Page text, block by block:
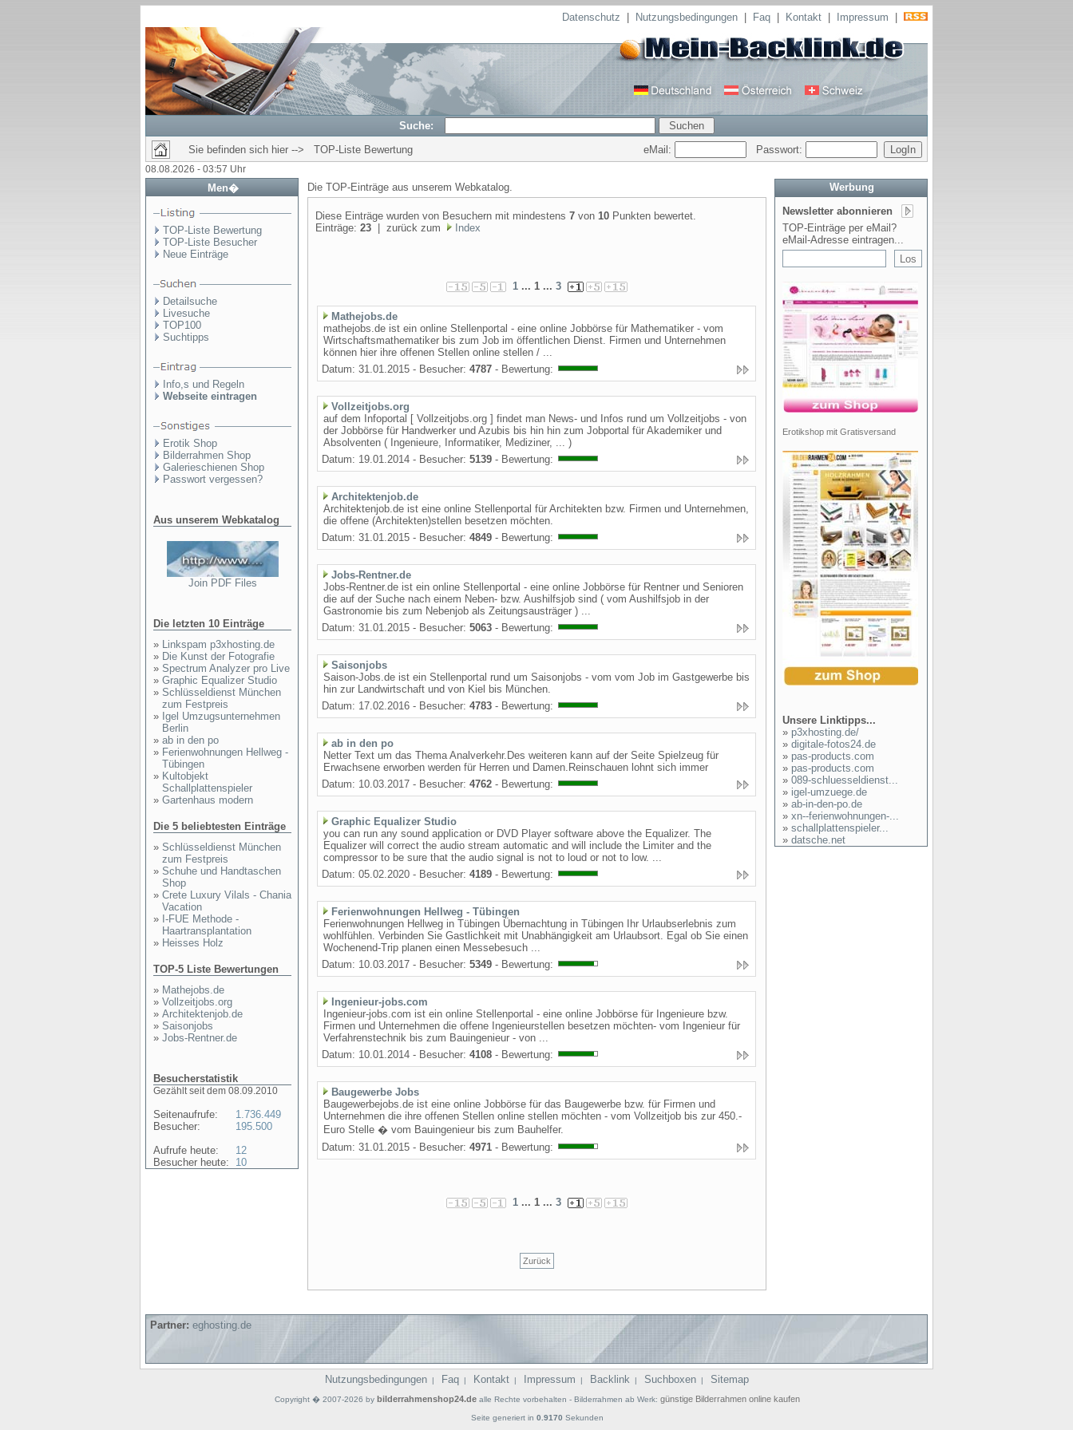
Datenschutz Nutzungsbedingungen Faq Kontakt Impressum
Suche:
Sie befinden sich hier --> TOP-Liste Bewertung
eMail: Passwort:
08.08.2026 - 03:57 Uhr
Men�
TOP-Liste Bewertung
TOP-Liste Besucher
Neue Einträge
Detailsuche
Livesuche
TOP100
Suchtipps
Info,s und Regeln
Webseite eintragen
Erotik Shop
Bilderrahmen Shop
Galerieschienen Shop
Passwort vergessen?
Aus unserem Webkatalog
Join PDF Files
Die letzten 10 Einträge
» Linkspam p3xhosting.de
» Die Kunst der Fotografie
» Spectrum Analyzer pro Live
» Graphic Equalizer Studio
» Schlüsseldienst München
zum Festpreis
» Igel Umzugsunternehmen
Berlin
» ab in den po
» Ferienwohnungen Hellweg -
Tübingen
» Kultobjekt
Schallplattenspieler
» Gartenhaus modern
Die 5 beliebtesten Einträge
» Schlüsseldienst München
zum Festpreis
» Schuhe und Handtaschen
Shop
» Crete Luxury Vilals - Chania
Vacation
» I-FUE Methode -
Haartransplantation
» Heisses Holz
TOP-5 Liste Bewertungen
» Mathejobs.de
» Vollzeitjobs.org
» Architektenjob.de
» Saisonjobs
» Jobs-Rentner.de
Besucherstatistik
Gezählt seit dem 08.09.2010
Seitenaufrufe:
Besucher:
Aufrufe heute:
Besucher heute:
1.736.449
195.500
12
10
Die TOP-Einträge aus unserem Webkatalog.
Diese Einträge wurden von Besuchern mit mindestens 7 von 10 Punkten bewertet.
Einträge: 23 | zurück zum Index
1... 1 ... 3
Mathejobs.de
mathejobs.de ist ein online Stellenportal - eine online Jobbörse für Mathematiker - vom
Wirtschaftsmathematiker bis zum Job im öffentlichen Dienst. Firmen und Unternehmen
können hier ihre offenen Stellen online stellen / ...
Datum: 31.01.2015 - Besucher: 4787 - Bewertung:
Vollzeitjobs.org
auf dem Infoportal [ Vollzeitjobs.org ] findet man News- und Infos rund um Vollzeitjobs - von
der Jobbörse für Handwerker und Azubis bis hin hin zum Jobportal für Akademiker und
Absolventen ( Ingenieure, Informatiker, Mediziner, ... )
Datum: 19.01.2014 - Besucher: 5139 - Bewertung:
Architektenjob.de
Architektenjob.de ist eine online Stellenportal für Architekten bzw. Firmen und Unternehmen,
die offene (Architekten)stellen besetzen möchten.
Datum: 31.01.2015 - Besucher: 4849 - Bewertung:
Jobs-Rentner.de
Jobs-Rentner.de ist ein online Stellenportal - eine online Jobbörse für Rentner und Senioren
die auf der Suche nach einem Neben- bzw. Aushilfsjob sind ( vom Aushilfsjob in der
Gastronomie bis zum Nebenjob als Zeitungsausträger ) ...
Datum: 31.01.2015 - Besucher: 5063 - Bewertung:
Saisonjobs
Saison-Jobs.de ist ein Stellenportal rund um Saisonjobs - vom vom Job im Gastgewerbe bis
hin zur Landwirtschaft und von Kiel bis München.
Datum: 17.02.2016 - Besucher: 4783 - Bewertung:
ab in den po
Netter Text um das Thema Analverkehr.Des weiteren kann auf der Seite Spielzeug für
Erwachsene erworben werden für Herren und Damen.Reinschauen lohnt sich immer
Datum: 10.03.2017 - Besucher: 4762 - Bewertung:
Graphic Equalizer Studio
you can run any sound application or DVD Player software above the Equalizer. The
Equalizer will correct the audio stream automatic and will include the Limiter and the
compressor to be sure that the audio signal is not to loud or not to low. ...
Datum: 05.02.2020 - Besucher: 4189 - Bewertung:
Ferienwohnungen Hellweg - Tübingen
Ferienwohnungen Hellweg in Tübingen Übernachtung in Tübingen Ihr Urlaubserlebnis zum
wohlfühlen. Verbinden Sie Gastlichkeit mit Unabhängigkeit am Urlaubsort. Egal ob Sie einen
Wochenend-Trip planen einen Messebesuch ...
Datum: 10.03.2017 - Besucher: 5349 - Bewertung:
Ingenieur-jobs.com
Ingenieur-jobs.com ist ein online Stellenportal - eine online Jobbörse für Ingenieure bzw.
Firmen und Unternehmen die offene Ingenieurstellen besetzen möchten- vom Ingenieur für
Verfahrenstechnik bis zum Bauingenieur - von ...
Datum: 10.01.2014 - Besucher: 4108 - Bewertung:
Baugewerbe Jobs
Baugewerbejobs.de ist eine online Jobbörse für das Baugewerbe bzw. für Firmen und
Unternehmen die ihre offenen Stellen online stellen möchten - vom Vollzeitjob bis zur 450.-
Euro Stelle � vom Bauingenieur bis zum Bauhelfer.
Datum: 31.01.2015 - Besucher: 4971 - Bewertung:
1... 1 ... 3
Zurück
Werbung
Newsletter abonnieren
TOP-Einträge per eMail?
eMail-Adresse eintragen...
Erotikshop mit Gratisversand
Unsere Linktipps...
» p3xhosting.de/
» digitale-fotos24.de
» pas-products.com
» pas-products.com
» 089-schluesseldienst...
» igel-umzuege.de
» ab-in-den-po.de
» xn--ferienwohnungen-...
» schallplattenspieler...
» datsche.net
Partner: eghosting.de
Nutzungsbedingungen | Faq | Kontakt | Impressum | Backlink | Suchboxen | Sitemap
Copyright � 2007-2026 by bilderrahmenshop24.dealle Rechte vorbehalten - Bilderrahmen ab Werk: günstige Bilderrahmen online kaufen
Seite generiert in 0.9170 Sekunden